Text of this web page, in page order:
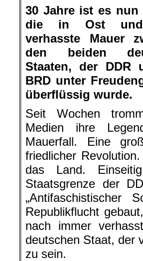
30 Jahre ist es nun
die in Ost
verhasste Mauer
den beiden
Staaten, der DDR
BRD unter
überflüssig wurde.
Seit Wochen
Medien ihre
Mauerfall. Eine
friedlicher
das Land.
Staatsgrenze der
„Antifaschistischer
Republikflucht
nach immer
deutschen Staat, der
zu sein.